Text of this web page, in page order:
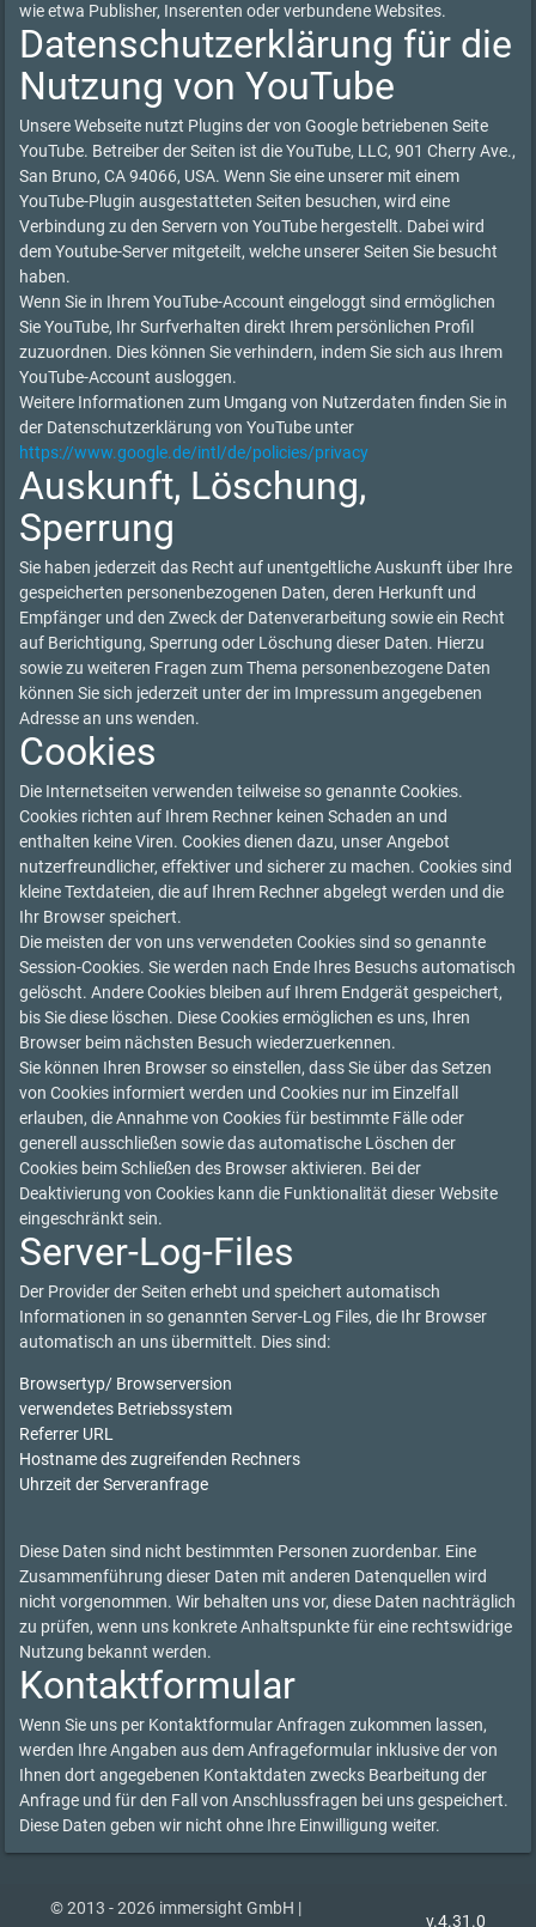
wie etwa Publisher, Inserenten oder verbundene Websites.
Datenschutzerklärung für die
Nutzung von YouTube
Unsere Webseite nutzt Plugins der von Google betriebenen Seite
YouTube. Betreiber der Seiten ist die YouTube, LLC, 901 Cherry Ave.,
San Bruno, CA 94066, USA. Wenn Sie eine unserer mit einem
YouTube-Plugin ausgestatteten Seiten besuchen, wird eine
Verbindung zu den Servern von YouTube hergestellt. Dabei wird
dem Youtube-Server mitgeteilt, welche unserer Seiten Sie besucht
haben.
Wenn Sie in Ihrem YouTube-Account eingeloggt sind ermöglichen
Sie YouTube, Ihr Surfverhalten direkt Ihrem persönlichen Profil
zuzuordnen. Dies können Sie verhindern, indem Sie sich aus Ihrem
YouTube-Account ausloggen.
Weitere Informationen zum Umgang von Nutzerdaten finden Sie in
der Datenschutzerklärung von YouTube unter
https://www.google.de/intl/de/policies/privacy
Auskunft, Löschung,
Sperrung
Sie haben jederzeit das Recht auf unentgeltliche Auskunft über Ihre
gespeicherten personenbezogenen Daten, deren Herkunft und
Empfänger und den Zweck der Datenverarbeitung sowie ein Recht
auf Berichtigung, Sperrung oder Löschung dieser Daten. Hierzu
sowie zu weiteren Fragen zum Thema personenbezogene Daten
können Sie sich jederzeit unter der im Impressum angegebenen
Adresse an uns wenden.
Cookies
Die Internetseiten verwenden teilweise so genannte Cookies.
Cookies richten auf Ihrem Rechner keinen Schaden an und
enthalten keine Viren. Cookies dienen dazu, unser Angebot
nutzerfreundlicher, effektiver und sicherer zu machen. Cookies sind
kleine Textdateien, die auf Ihrem Rechner abgelegt werden und die
Ihr Browser speichert.
Die meisten der von uns verwendeten Cookies sind so genannte
Session-Cookies. Sie werden nach Ende Ihres Besuchs automatisch
gelöscht. Andere Cookies bleiben auf Ihrem Endgerät gespeichert,
bis Sie diese löschen. Diese Cookies ermöglichen es uns, Ihren
Browser beim nächsten Besuch wiederzuerkennen.
Sie können Ihren Browser so einstellen, dass Sie über das Setzen
von Cookies informiert werden und Cookies nur im Einzelfall
erlauben, die Annahme von Cookies für bestimmte Fälle oder
generell ausschließen sowie das automatische Löschen der
Cookies beim Schließen des Browser aktivieren. Bei der
Deaktivierung von Cookies kann die Funktionalität dieser Website
eingeschränkt sein.
Server-Log-Files
Der Provider der Seiten erhebt und speichert automatisch
Informationen in so genannten Server-Log Files, die Ihr Browser
automatisch an uns übermittelt. Dies sind:
Browsertyp/ Browserversion
verwendetes Betriebssystem
Referrer URL
Hostname des zugreifenden Rechners
Uhrzeit der Serveranfrage
Diese Daten sind nicht bestimmten Personen zuordenbar. Eine
Zusammenführung dieser Daten mit anderen Datenquellen wird
nicht vorgenommen. Wir behalten uns vor, diese Daten nachträglich
zu prüfen, wenn uns konkrete Anhaltspunkte für eine rechtswidrige
Nutzung bekannt werden.
Kontaktformular
Wenn Sie uns per Kontaktformular Anfragen zukommen lassen,
werden Ihre Angaben aus dem Anfrageformular inklusive der von
Ihnen dort angegebenen Kontaktdaten zwecks Bearbeitung der
Anfrage und für den Fall von Anschlussfragen bei uns gespeichert.
Diese Daten geben wir nicht ohne Ihre Einwilligung weiter.
© 2013 - 2026 immersight GmbH |
v.4.31.0